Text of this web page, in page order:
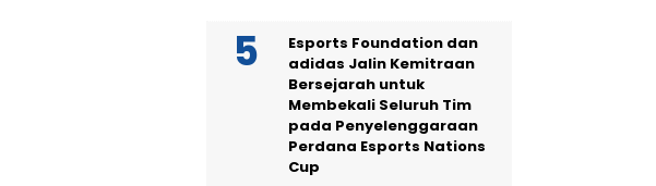
Esports Foundation dan
adidas Jalin Kemitraan
Bersejarah untuk
Membekali Seluruh Tim
pada Penyelenggaraan
Perdana Esports Nations
Cup